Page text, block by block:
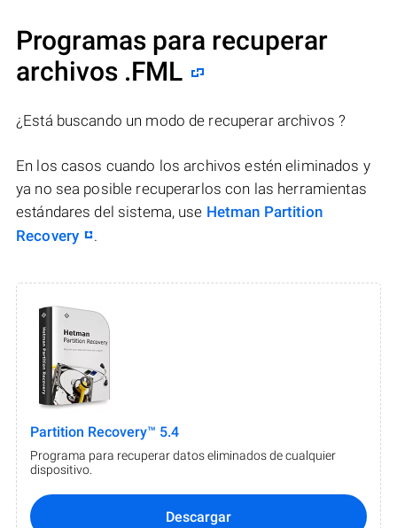
Programas para recuperar
archivos .FML
¿Está buscando un modo de recuperar archivos ?
En los casos cuando los archivos estén eliminados y
ya no sea posible recuperarlos con las herramientas
estándares del sistema, use Hetman Partition
Recovery
.
Partition Recovery™ 5.4
Programa para recuperar datos eliminados de cualquier
dispositivo.
Descargar